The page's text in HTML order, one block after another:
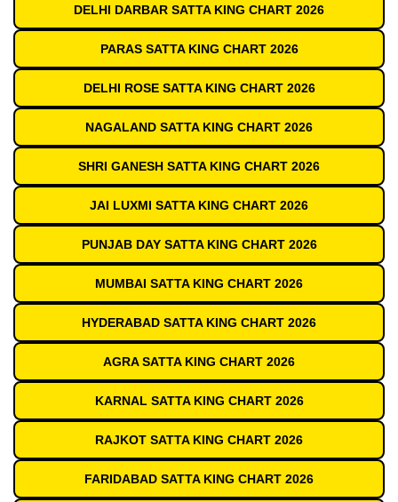
DELHI DARBAR SATTA KING CHART 2026
PARAS SATTA KING CHART 2026
DELHI ROSE SATTA KING CHART 2026
NAGALAND SATTA KING CHART 2026
SHRI GANESH SATTA KING CHART 2026
JAI LUXMI SATTA KING CHART 2026
PUNJAB DAY SATTA KING CHART 2026
MUMBAI SATTA KING CHART 2026
HYDERABAD SATTA KING CHART 2026
AGRA SATTA KING CHART 2026
KARNAL SATTA KING CHART 2026
RAJKOT SATTA KING CHART 2026
FARIDABAD SATTA KING CHART 2026